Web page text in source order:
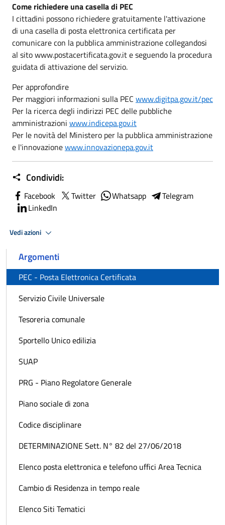
Come richiedere una casella di PEC
I cittadini possono richiedere gratuitamente l'attivazione
di una casella di posta elettronica certificata per
comunicare con la pubblica amministrazione collegandosi
al sito www.postacertificata.gov.it e seguendo la procedura
guidata di attivazione del servizio.
Per approfondire
Per maggiori informazioni sulla PEC www.digitpa.gov.it/pec
Per la ricerca degli indirizzi PEC delle pubbliche
amministrazioni www.indicepa.gov.it
Per le novità del Ministero per la pubblica amministrazione
e l'innovazionewww.innovazionepa.gov.it
Condividi:
Facebook Twitter Whatsapp
Telegram
LinkedIn
Vedi azioni
Argomenti
PEC - Posta Elettronica Certificata
Servizio Civile Universale
Tesoreria comunale
Sportello Unico edilizia
SUAP
PRG - Piano Regolatore Generale
Piano sociale di zona
Codice disciplinare
DETERMINAZIONE Sett. N° 82 del 27/06/2018
Elenco posta elettronica e telefono uffici Area Tecnica
Cambio di Residenza in tempo reale
Elenco Siti Tematici